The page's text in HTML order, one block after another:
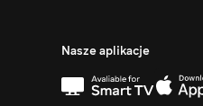
Nasze aplikacje